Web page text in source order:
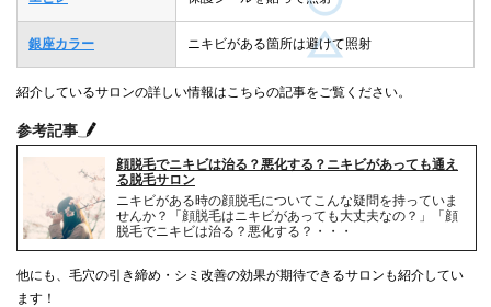
銀座カラー ニキビがある箇所は避けて照射
紹介しているサロンの詳しい情報はこちらの記事をご覧ください。
参考記事
顔脱毛でニキビは治る？悪化する？ニキビがあっても通え
る脱毛サロン
ニキビがある時の顔脱毛についてこんな疑問を持っていま
せんか？「顔脱毛はニキビがあっても大丈夫なの？」「顔
脱毛でニキビは治る？悪化する？・・・
他にも、毛穴の引き締め・シミ改善の効果が期待できるサロンも紹介してい
ます！